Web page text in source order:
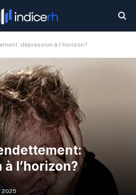
dépression à l’horizon?
l’horizon?
2025